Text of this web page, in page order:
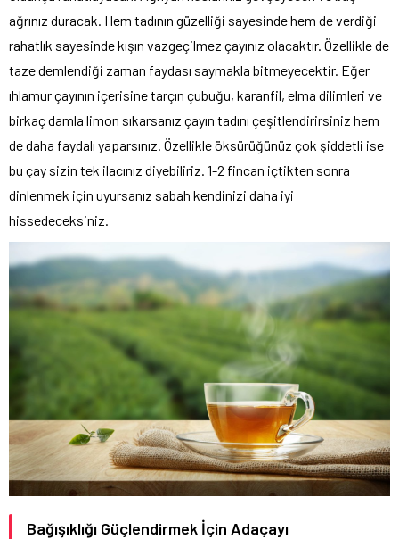
ağrınız duracak. Hem tadının güzelliği sayesinde hem de verdiği
rahatlık sayesinde kışın vazgeçilmez çayınız olacaktır. Özellikle de
taze demlendiği zaman faydası saymakla bitmeyecektir. Eğer
ıhlamur çayının içerisine tarçın çubuğu, karanfil, elma dilimleri ve
birkaç damla limon sıkarsanız çayın tadını çeşitlendirirsiniz hem
de daha faydalı yaparsınız. Özellikle öksürüğünüz çok şiddetli ise
bu çay sizin tek ilacınız diyebiliriz. 1-2 fincan içtikten sonra
dinlenmek için uyursanız sabah kendinizi daha iyi
hissedeceksiniz.
Bağışıklığı Güçlendirmek İçin Adaçayı